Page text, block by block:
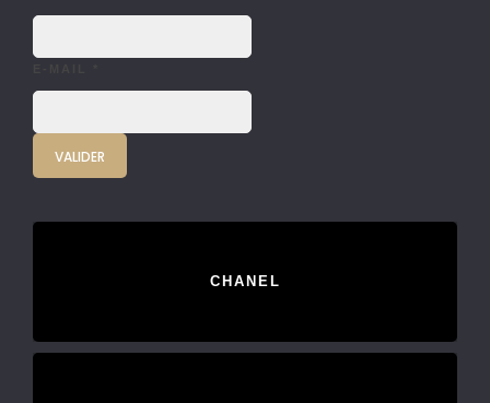
CHANEL